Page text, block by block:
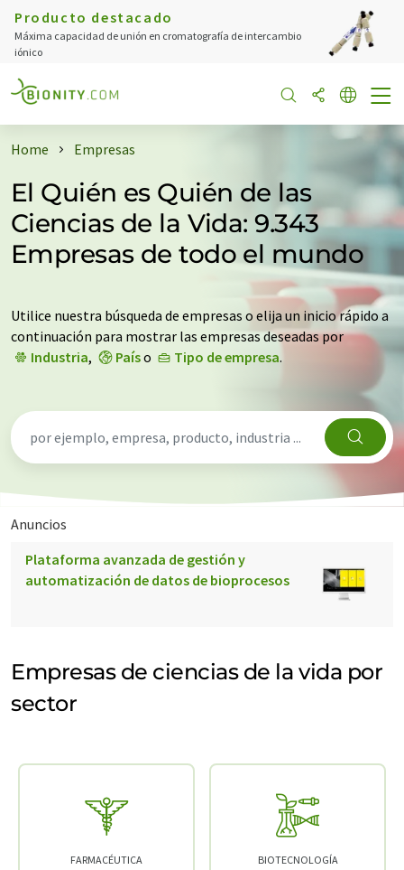
Producto destacado
Máxima capacidad de unión en cromatografía de intercambio
iónico
Home Empresas
El Quién es Quién de las
Ciencias de la Vida: 9.343
Empresas de todo el mundo
Utilice nuestra búsqueda de empresas o elija un inicio rápido a
continuación para mostrar las empresas deseadas por
Industria, Paíso Tipo de empresa.
Anuncios
Plataforma avanzada de gestión y
automatización de datos de bioprocesos
Empresas de ciencias de la vida por
sector
FARMACÉUTICA BIOTECNOLOGÍA